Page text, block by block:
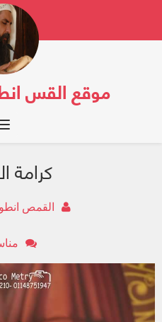
موقع القس
كرامة
القمص